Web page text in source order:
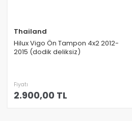
Thailand
Hilux Vigo Ön Tampon 4x2 2012-
2015 (dodik deliksiz)
Fiyatı
2.900,00 TL